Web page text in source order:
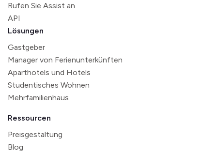
Rufen Sie Assist an
API
Lösungen
Gastgeber
Manager von Ferienunterkünften
Aparthotels und Hotels
Studentisches Wohnen
Mehrfamilienhaus
Ressourcen
Preisgestaltung
Blog